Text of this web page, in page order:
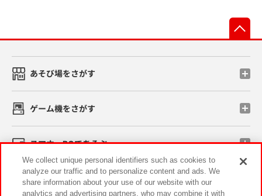
あそび場をさがす
ゲーム機をさがす
スマホ・PCであそぶ
イベント・キャンペーン
We collect unique personal identifiers such as cookies to
analyze our traffic and to personalize content and ads. We
share information about your use of our website with our
analytics and advertising partners, who may combine it with